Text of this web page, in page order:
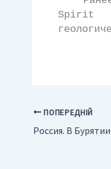
Spirit
ПОПЕРЕДНІЙ